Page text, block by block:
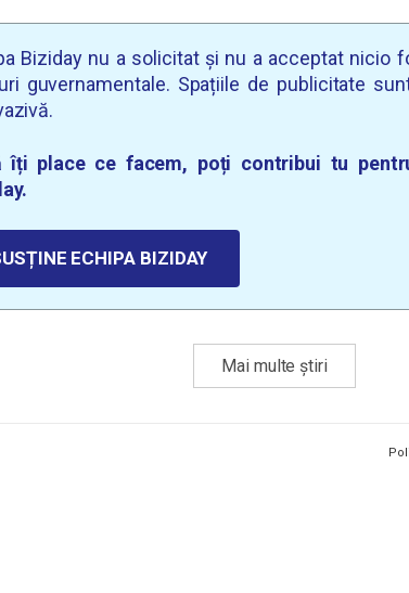
Biziday nu a solicitat și nu a acceptat nicio
guvernamentale. Spațiile de publicitate
îți place ce facem, poți contribui tu
ECHIPA BIZIDAY
Mai multe știri